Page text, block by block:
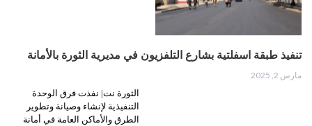
تنفيذ طبقة اسفلتية بشارع التلفزيون في مديرية الثورة بالأمانة
مارس 2, 2025
الثورة نت| نفذت فرق الوحدة
التنفيذية لإنشاء وصيانة وتطوير
الطرق والأماكن العامة في أمانة